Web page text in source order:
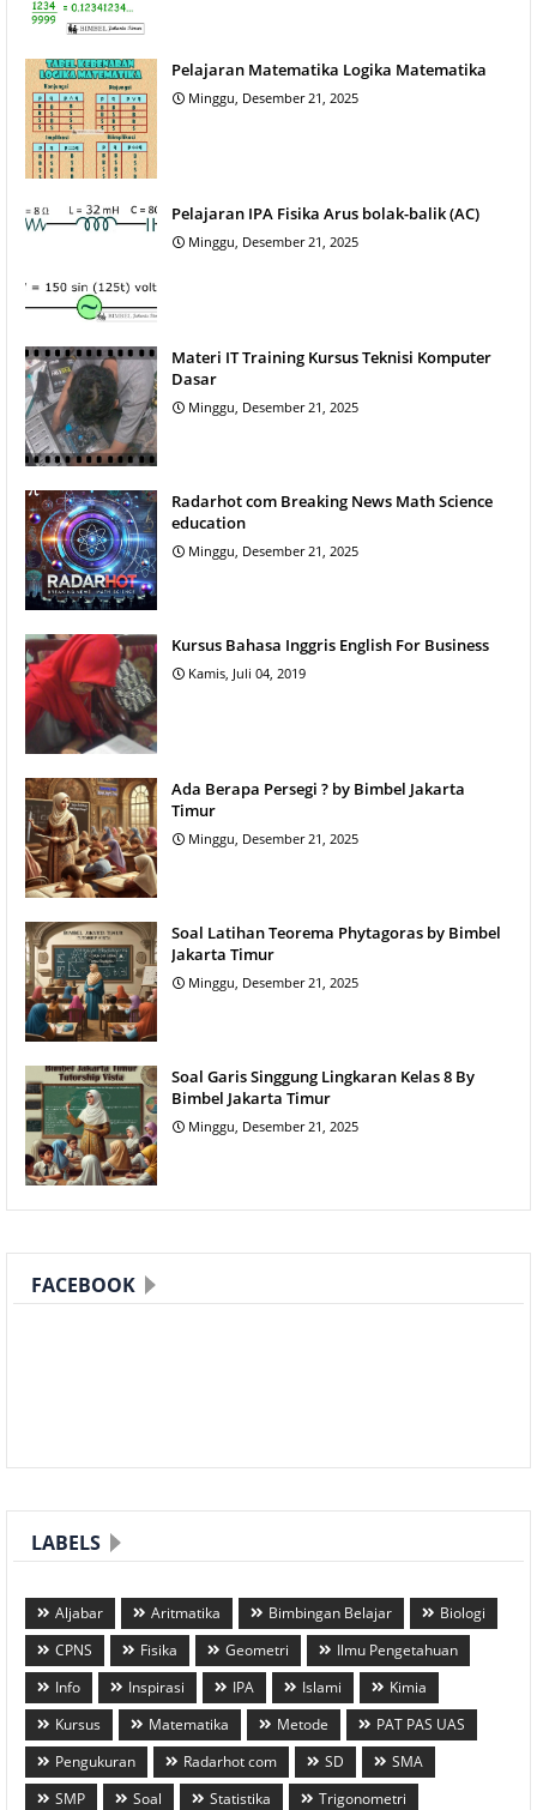
Pelajaran Matematika Logika Matematika
Minggu, Desember 21, 2025
Pelajaran IPA Fisika Arus bolak-balik (AC)
Minggu, Desember 21, 2025
Materi IT Training Kursus Teknisi Komputer
Dasar
Minggu, Desember 21, 2025
Radarhot com Breaking News Math Science
education
Minggu, Desember 21, 2025
Kursus Bahasa Inggris English For Business
Kamis, Juli 04, 2019
Ada Berapa Persegi ? by Bimbel Jakarta
Timur
Minggu, Desember 21, 2025
Soal Latihan Teorema Phytagoras by Bimbel
Jakarta Timur
Minggu, Desember 21, 2025
Soal Garis Singgung Lingkaran Kelas 8 By
Bimbel Jakarta Timur
Minggu, Desember 21, 2025
FACEBOOK
LABELS
Aljabar Aritmatika Bimbingan Belajar
Biologi
CPNS
Fisika Geometri
Ilmu Pengetahuan
Info
Inspirasi IPA Islami
Kimia
Kursus
Matematika Metode
PAT PAS UAS
Pengukuran
Radarhot com SD
SMA
SMP
Soal Statistika
Trigonometri